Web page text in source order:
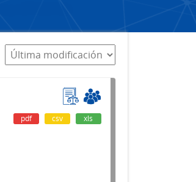
pdf csv xls